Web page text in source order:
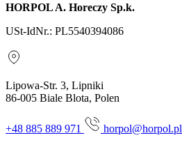
HORPOL A. Horeczy Sp.k.
USt-IdNr.: PL5540394086
Lipowa-Str. 3, Lipniki
86-005 Biale Blota, Polen
+48 885 889 971 horpol@horpol.pl